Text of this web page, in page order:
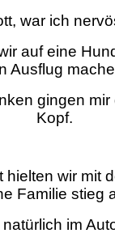
war ich
auf eine
Ausflug
gingen mir
Kopf.
hielten wir mit
Familie stieg
im